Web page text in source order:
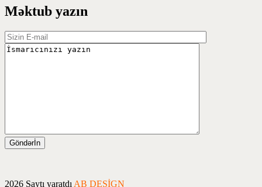
Məktub yazın
2026 Saytı yaratdı AB DESİGN